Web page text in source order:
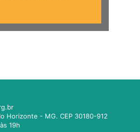
Horizonte - MG. CEP 30180-912
19h